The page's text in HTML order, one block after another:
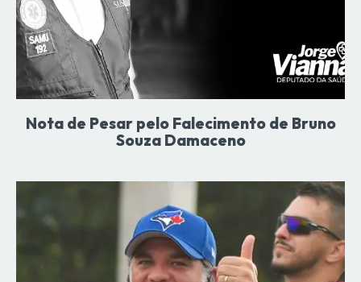
Nota de Pesar pelo Falecimento de Bruno
Souza Damaceno